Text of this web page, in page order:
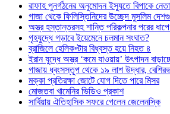
রাফাহ পুনর্গঠনের অনুমোদন ইস্যুতে বিপাকে
গাজা থেকে ফিলিস্তিনিদের উচ্ছেদ মুসলিম
অস্ত্র হস্তান্তরসহ শান্তি পরিকল্পনার পরের
গৃহযুদ্ধে গড়াবে ইয়েমেনে চলমান সংঘাত?
ব্রাজিলে হেলিকপ্টার বিধ্বস্ত হয়ে নিহত ৪
ইরান যুদ্ধে অস্ত্র ‘কমে যাওয়ায়’ উৎপাদন
গাজায় ধ্বংসস্তূপ থেকে ১৯ লাশ উদ্ধার,
মক্কা প্রতিরক্ষা জোটে যোগ দিতে পারে মিসর
মোজতবা খামেনির ভিডিও প্রকাশ
সার্বিয়ায় ঐতিহাসিক সফরে গেলেন জেলেনস্কি